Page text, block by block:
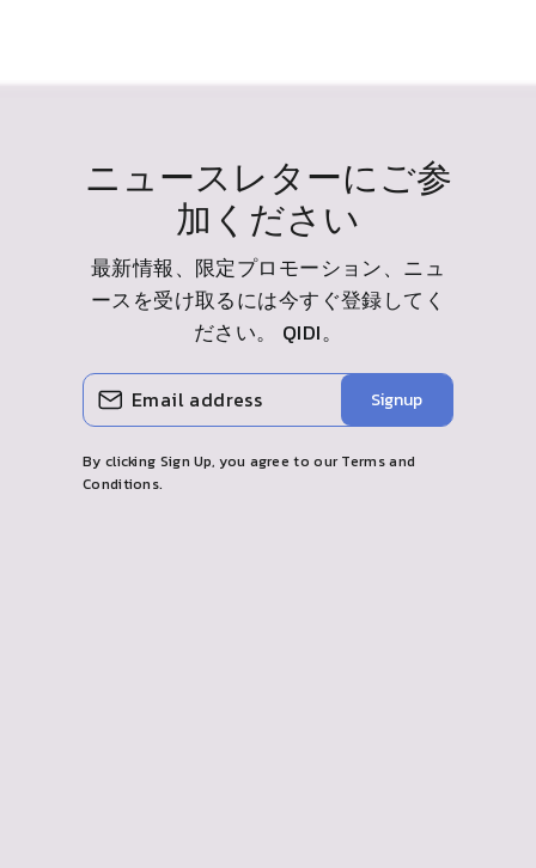
ニュースレターにご参
加ください
最新情報、限定プロモーション、ニュ
ースを受け取るには今すぐ登録してく
ださい。 QIDI。
メ
ー
ル
入
力
し
購
読
す
Signup
By clicking Sign Up, you agree to our Terms and
Conditions.